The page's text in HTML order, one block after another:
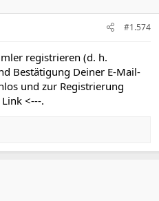
#1.574
registrieren (d. h.
Bestätigung Deiner E-Mail-
und zur Registrierung
<---.